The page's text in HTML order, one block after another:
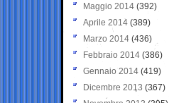
Maggio 2014 (392)
Aprile 2014 (389)
Marzo 2014 (436)
Febbraio 2014 (386)
Gennaio 2014 (419)
Dicembre 2013 (367)